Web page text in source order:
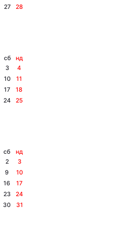
27
28
сб
нд
3
4
10
11
17
18
24
25
сб
нд
2
3
9
10
16
17
23
24
30 31